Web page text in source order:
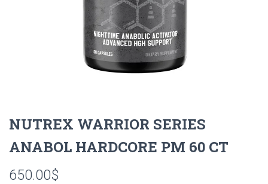
NUTREX WARRIOR SERIES
ANABOL HARDCORE PM 60 CT
650.00$